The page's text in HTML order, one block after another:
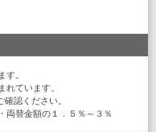
す。
れています。
認ください。
両替金額の１．５％～３％